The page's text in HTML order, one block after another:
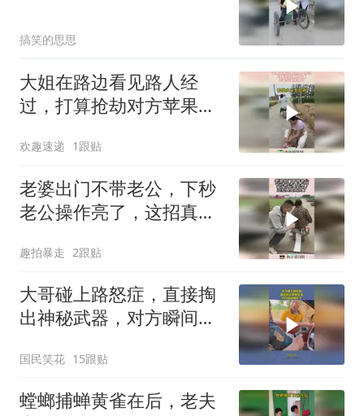
搞笑的思思
大姐在路边看见路人经
过，打算抢劫对方苹果，
欢趣速递 1跟贴
老婆出门不带老公，下秒
老公操作亮了，这招真是
趣拍暴走 2跟贴
大哥碰上路怒症，直接掏
出神秘武器，对方瞬间腿
国民笑花 15跟贴
螳螂捕蝉黄雀在后，老夫